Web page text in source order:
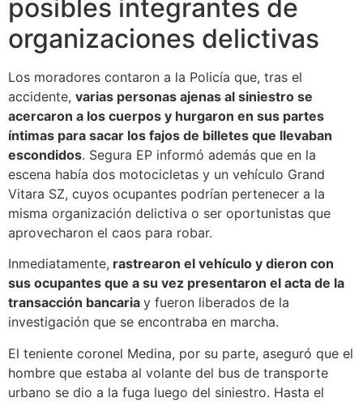
posibles integrantes de
organizaciones delictivas
Los moradores contaron a la Policía que, tras el
accidente, varias personas ajenas al siniestro se
acercaron a los cuerpos y hurgaron en sus partes
íntimas para sacar los fajos de billetes que llevaban
escondidos. Segura EP informó además que en la
escena había dos motocicletas y un vehículo Grand
Vitara SZ, cuyos ocupantes podrían pertenecer a la
misma organización delictiva o ser oportunistas que
aprovecharon el caos para robar.
Inmediatamente, rastrearon el vehículo y dieron con
sus ocupantes que a su vez presentaron el acta de la
transacción bancaria y fueron liberados de la
investigación que se encontraba en marcha.
El teniente coronel Medina, por su parte, aseguró que el
hombre que estaba al volante del bus de transporte
urbano se dio a la fuga luego del siniestro. Hasta el